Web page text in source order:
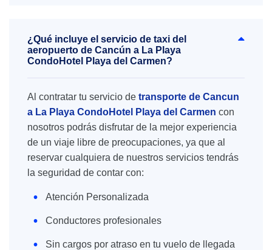
¿Qué incluye el servicio de taxi del
aeropuerto de Cancún a La Playa
CondoHotel Playa del Carmen?
Al contratar tu servicio de transporte de Cancun
a La Playa CondoHotel Playa del Carmen con
nosotros podrás disfrutar de la mejor experiencia
de un viaje libre de preocupaciones, ya que al
reservar cualquiera de nuestros servicios tendrás
la seguridad de contar con:
Atención Personalizada
Conductores profesionales
Sin cargos por atraso en tu vuelo de llegada